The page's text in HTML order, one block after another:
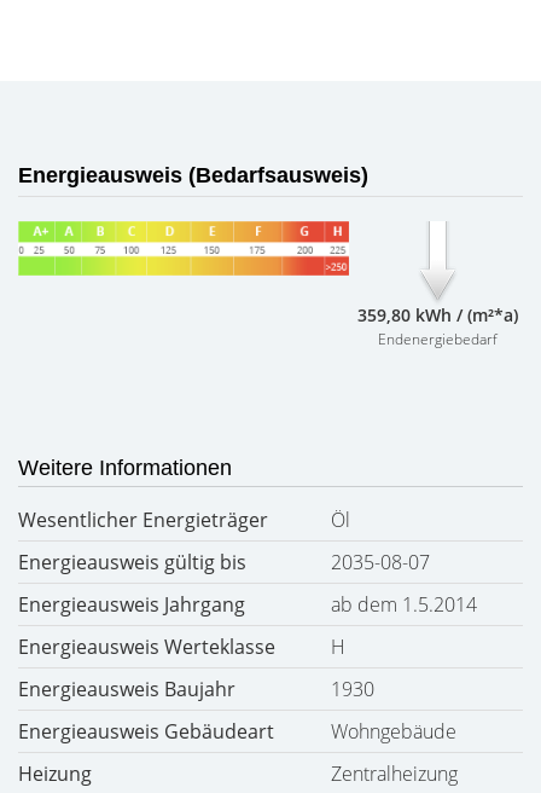
Energieausweis (Bedarfsausweis)
359,80 kWh / (m²*a)
Endenergiebedarf
Weitere Informationen
Wesentlicher Energieträger
Öl
Energieausweis gültig bis
2035-08-07
Energieausweis Jahrgang
ab dem 1.5.2014
Energieausweis Werteklasse
H
Energieausweis Baujahr
1930
Energieausweis Gebäudeart
Wohngebäude
Heizung
Zentralheizung